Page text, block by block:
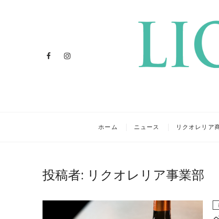
FacebookInstagram
ホーム ニュース リクオレリア
投稿者: リクオレリア事業部